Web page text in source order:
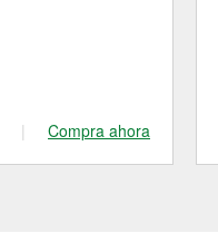
| Compra ahora